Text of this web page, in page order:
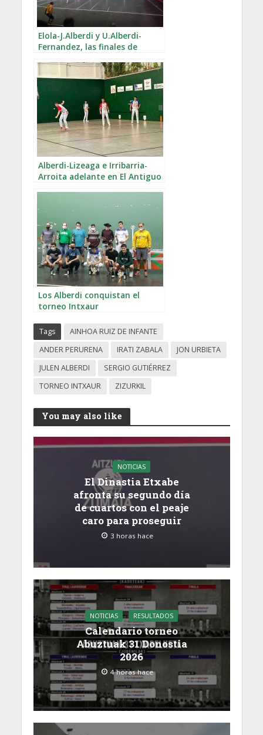
Elola-J.Alberdi y U.Alberdi-
Fernandez, las finales de
Alberdi-Lizeaga e Irribarria-
Arroita adelante en El Antiguo
Los Alberdi conquistan el
torneo Intxaur
Tags
AINHOA RUIZ DE INFANTE
ANDER PERURENA
IRATI ZABALA
JON URBIETA
JULEN ALBERDI
SERGIO GUTIÉRREZ
TORNEO INTXAUR
ZIZURKIL
You may also like
NOTICIAS
El Dinastia Etxabe
afronta su segundo día
de cuartos con el peaje
caro para proseguir
3 horas hace
NOTICIAS RESULTADOS
Calendario torneo
Abuztuak 31 Donostia
2026
4 horas hace